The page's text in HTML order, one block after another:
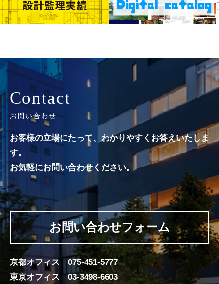
Contact
お問い合わせ
お客様の立場にたって、わかりやすくお答えいたしま
す。
お気軽にお問い合わせください。
お問い合わせフォーム
京都オフィス 075-451-5777
東京オフィス03-3498-6603